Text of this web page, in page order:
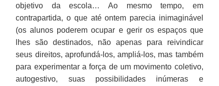
objetivo da escola… Ao mesmo tempo, em
contrapartida, o que até ontem parecia inimaginável
(os alunos poderem ocupar e gerir os espaços que
lhes são destinados, não apenas para reivindicar
seus direitos, aprofundá-los, ampliá-los, mas também
para experimentar a força de um movimento coletivo,
autogestivo, suas possibilidades inúmeras e